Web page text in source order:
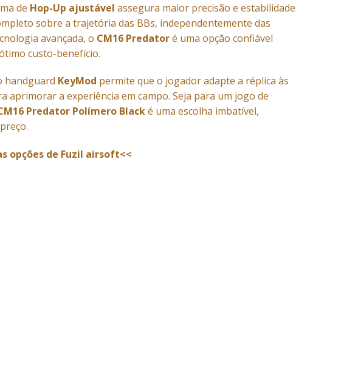
de Hop-Up ajustável assegura maior precisão e estabilidade
sobre a trajetória das BBs, independentemente das
avançada, o CM16 Predatoré uma opção confiável
custo-benefício.
handguard KeyMod permite que o jogador adapte a réplica às
a experiência em campo. Seja para um jogo de
Predator Polímero Blacké uma escolha imbatível,
opções de Fuzil airsoft<<